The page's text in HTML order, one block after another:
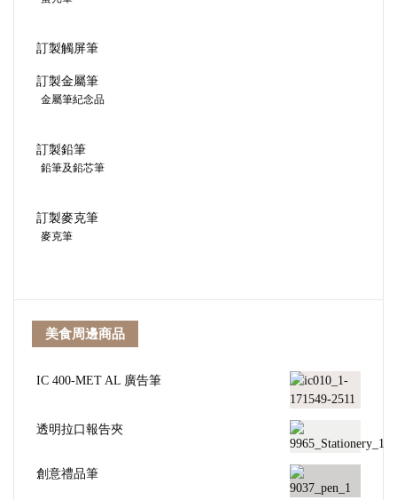
訂製觸屏筆
訂製金屬筆
金屬筆紀念品
訂製鉛筆
鉛筆及鉛芯筆
訂製麥克筆
麥克筆
美食周邊商品
IC 400-MET AL 廣告筆
透明拉口報告夾
創意禮品筆